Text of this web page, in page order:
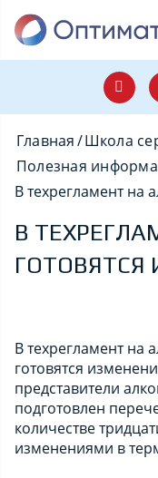
Главная/Школа
Полезная
В техрегламент на
В
ГОТОВЯТСЯ
В техрегламент на
готовятся
представители
подготовлен
количестве
изменениями в